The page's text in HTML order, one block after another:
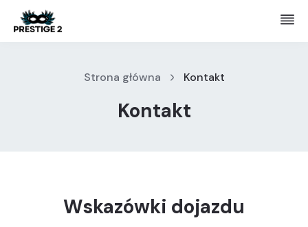
Strona główna Kontakt
Kontakt
Wskazówki dojazdu